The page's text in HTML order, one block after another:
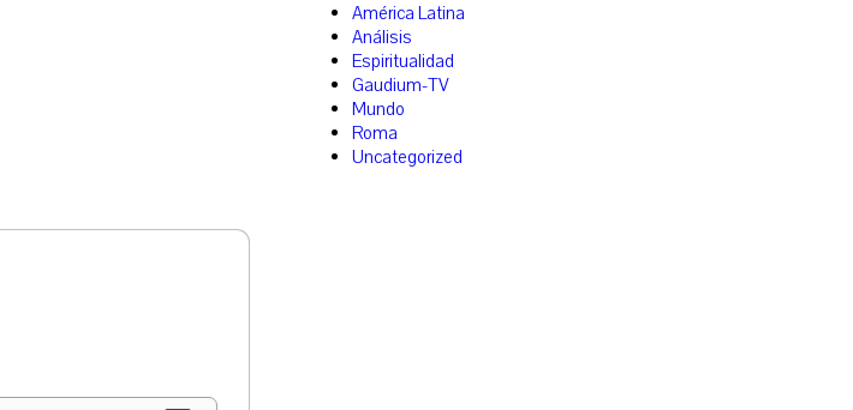
América Latina
Análisis
Espiritualidad
Gaudium-TV
Mundo
Roma
Uncategorized